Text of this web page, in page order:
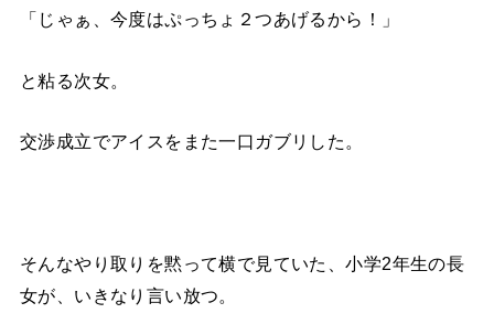
「じゃぁ、今度はぷっちょ２つあげるから！」
と粘る次女。
交渉成立でアイスをまた一口ガブリした。
そんなやり取りを黙って横で見ていた、小学2年生の長
女が、いきなり言い放つ。